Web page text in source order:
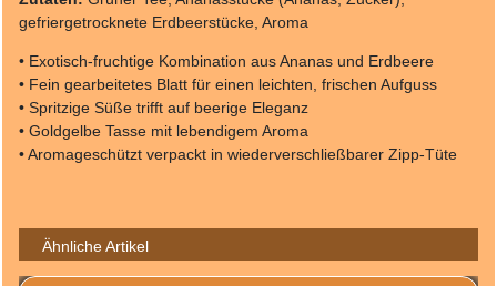
gefriergetrocknete Erdbeerstücke, Aroma
• Exotisch-fruchtige Kombination aus Ananas und Erdbeere
• Fein gearbeitetes Blatt für einen leichten, frischen Aufguss
• Spritzige Süße trifft auf beerige Eleganz
• Goldgelbe Tasse mit lebendigem Aroma
• Aromageschützt verpackt in wiederverschließbarer Zipp-Tüte
Ähnliche Artikel